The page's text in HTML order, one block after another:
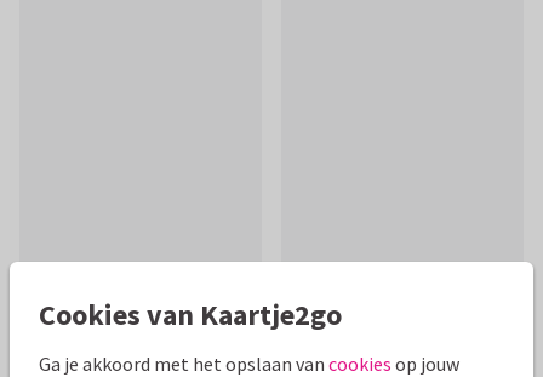
Cookies van Kaartje2go
Ga je akkoord met het opslaan van cookies op jouw